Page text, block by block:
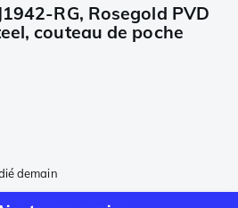
RG, Rosegold PVD
couteau de poche
demain